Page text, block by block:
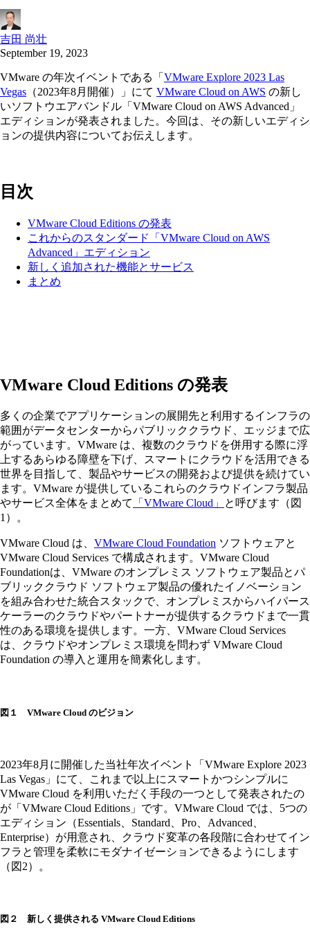
吉田 尚壮
September 19, 2023
VMware の年次イベントである「 VMware Explore 2023 Las
Vegas （2023年8月開催）」にて VMware Cloud on AWS の新し
いソフトウエアバンドル「VMware Cloud on AWS Advanced」
エディションが発表されました。今回は、その新しいエディシ
ョンの提供内容についてお伝えします。
目次
VMware Cloud Editions の発表
これからのスタンダード「VMware Cloud on AWS
Advanced」エディション
新しく追加された機能とサービス
まとめ
VMware Cloud Editions の発表
多くの企業でアプリケーションの展開先と利用するインフラの
範囲がデータセンターからパブリッククラウド、エッジまで広
がっています。VMware は、複数のクラウドを併用する際に浮
上するあらゆる障壁を下げ、スマートにクラウドを活用できる
世界を目指して、製品やサービスの開発および提供を続けてい
ます。VMware が提供しているこれらのクラウドインフラ製品
やサービス全体をまとめて
「VMware Cloud」
と呼びます（図
1）。
VMware Cloud は、 VMware Cloud Foundation ソフトウェアと
VMware Cloud Services で構成されます。VMware Cloud
Foundationは、VMware のオンプレミス ソフトウェア製品とパ
ブリッククラウド ソフトウェア製品の優れたイノベーション
を組み合わせた統合スタックで、オンプレミスからハイパース
ケーラーのクラウドやパートナーが提供するクラウドまで一貫
性のある環境を提供します。一方、VMware Cloud Services
は、クラウドやオンプレミス環境を問わず VMware Cloud
Foundation の導入と運用を簡素化します。
図１ VMware Cloud のビジョン
2023年8月に開催した当社年次イベント「VMware Explore 2023
Las Vegas」にて、これまで以上にスマートかつシンプルに
VMware Cloud を利用いただく手段の一つとして発表されたの
が「VMware Cloud Editions」です。VMware Cloud では、5つの
エディション（Essentials、Standard、Pro、Advanced、
Enterprise）が用意され、クラウド変革の各段階に合わせてイン
フラと管理を柔軟にモダナイゼーションできるようにします
（図2）。
図２ 新しく提供される VMware Cloud Editions